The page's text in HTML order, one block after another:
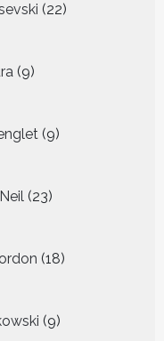
22
producten
9
producten
9
producten
23
producten
18
producten
9
producten